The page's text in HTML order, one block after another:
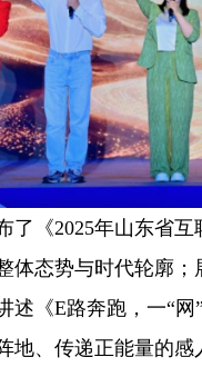
《2025年山东省互
体态势与时代轮廓；
述《E路奔跑，一“
地、传递正能量的